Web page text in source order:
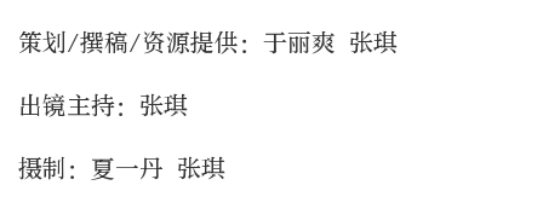
策划/撰稿/资源提供：于丽爽 张琪
出镜主持：张琪
摄制：夏一丹 张琪